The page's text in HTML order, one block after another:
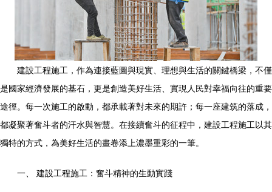
建設工程施工，作為連接藍圖與現實、理想與生活的關鍵橋梁，不僅
是國家經濟發展的基石，更是創造美好生活、實現人民對幸福向往的重要
途徑。每一次施工的啟動，都承載著對未來的期許；每一座建筑的落成，
都凝聚著奮斗者的汗水與智慧。在接續奮斗的征程中，建設工程施工以其
獨特的方式，為美好生活的畫卷添上濃墨重彩的一筆。
一、 建設工程施工：奮斗精神的生動實踐